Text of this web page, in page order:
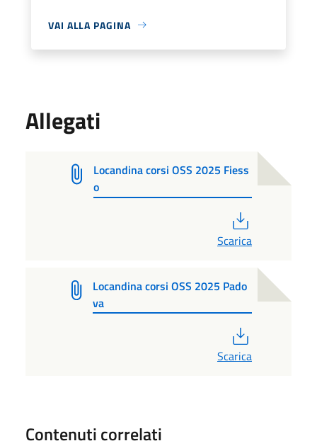
VAI ALLA PAGINA
Allegati
Locandina corsi OSS 2025 Fiess
o
Scarica
Locandina corsi OSS 2025 Pado
va
Scarica
Contenuti correlati